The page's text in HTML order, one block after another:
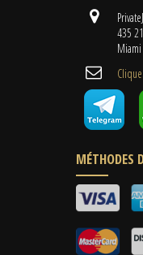
435
Miami
MÉTHODES